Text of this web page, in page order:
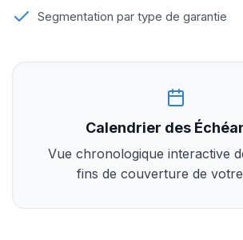
Segmentation par type de garantie
Calendrier des
Vue chronologique interactive
fins de couverture de